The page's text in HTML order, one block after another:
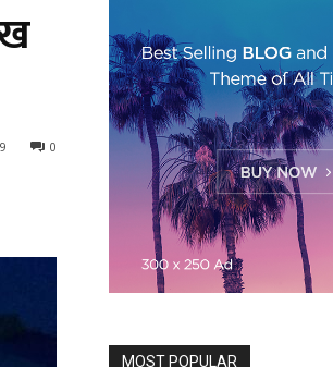
0
MOST POPULAR